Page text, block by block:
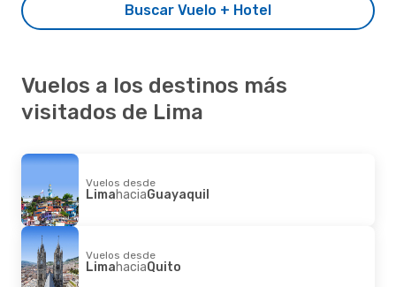
Buscar Vuelo + Hotel
Vuelos a los destinos más
visitados de Lima
Vuelos desde
LimahaciaGuayaquil
Vuelos desde
LimahaciaQuito